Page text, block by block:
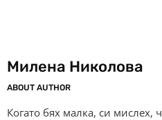
Милена Николова
ABOUT AUTHOR
Когато бях малка, си мислех,